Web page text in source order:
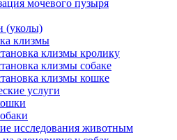
мочевого пузыря
(уколы)
клизмы
клизмы кролику
клизмы собаке
клизмы кошке
услуги
исследования животным